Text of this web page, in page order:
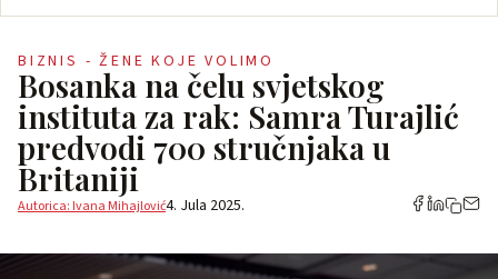
BIZNIS - ŽENE KOJE VOLIMO
Bosanka na čelu svjetskog
instituta za rak: Samra Turajlić
predvodi 700 stručnjaka u
Britaniji
Autorica: Ivana Mihajlović4. Jula 2025.